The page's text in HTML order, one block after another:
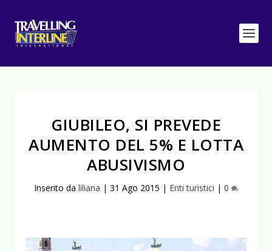
GIUBILEO, SI PREVEDE
AUMENTO DEL 5% E LOTTA
ABUSIVISMO
Inserito da liliana | 31 Ago 2015 | Enti turistici | 0